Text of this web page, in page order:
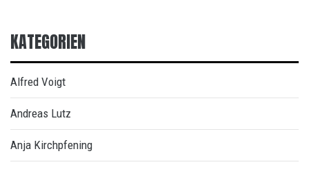
KATEGORIEN
Alfred Voigt
Andreas Lutz
Anja Kirchpfening